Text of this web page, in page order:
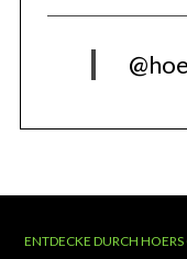
ENTDECKE DURCH